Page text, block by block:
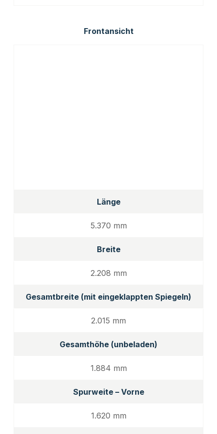
Frontansicht
Länge
5.370 mm
Breite
2.208 mm
Gesamtbreite (mit eingeklappten Spiegeln)
2.015 mm
Gesamthöhe (unbeladen)
1.884 mm
Spurweite – Vorne
1.620 mm